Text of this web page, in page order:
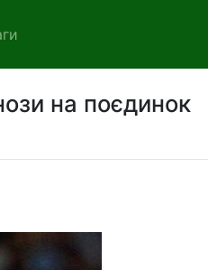
на поєдинок